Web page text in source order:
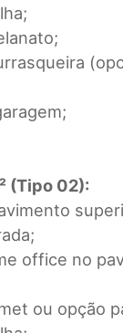
(Tipo 02):
office no
ou opção